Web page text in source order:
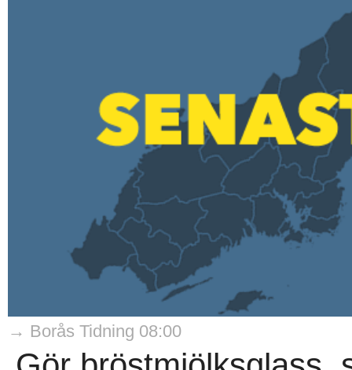
→ Borås Tidning 08:00